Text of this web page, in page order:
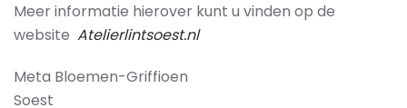
Meer informatie hierover kunt u vinden op de
website Atelierlintsoest.nl
Meta Bloemen-Griffioen
Soest